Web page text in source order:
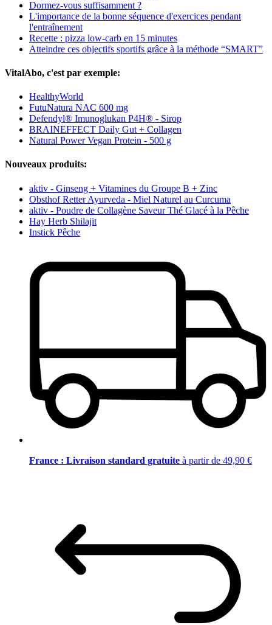
Dormez-vous suffisamment ?
L'importance de la bonne séquence d'exercices pendant
l'entraînement
Recette : pizza low-carb en 15 minutes
Atteindre ces objectifs sportifs grâce à la méthode “SMART”
VitalAbo, c'est par exemple:
HealthyWorld
FutuNatura NAC 600 mg
Defendyl® Imunoglukan P4H® - Sirop
BRAINEFFECT Daily Gut + Collagen
Natural Power Vegan Protein - 500 g
Nouveaux produits:
aktiv - Ginseng + Vitamines du Groupe B + Zinc
Obsthof Retter Ayurveda - Miel Naturel au Curcuma
aktiv - Poudre de Collagène Saveur Thé Glacé à la Pêche
Hay Herb Shilajit
Instick Pêche
France : Livraison standard gratuite à partir de 49,90 €